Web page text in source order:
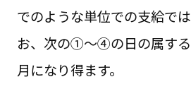
でのような単位での支給で
お、次の①～④の日の属す
月になり得ます。